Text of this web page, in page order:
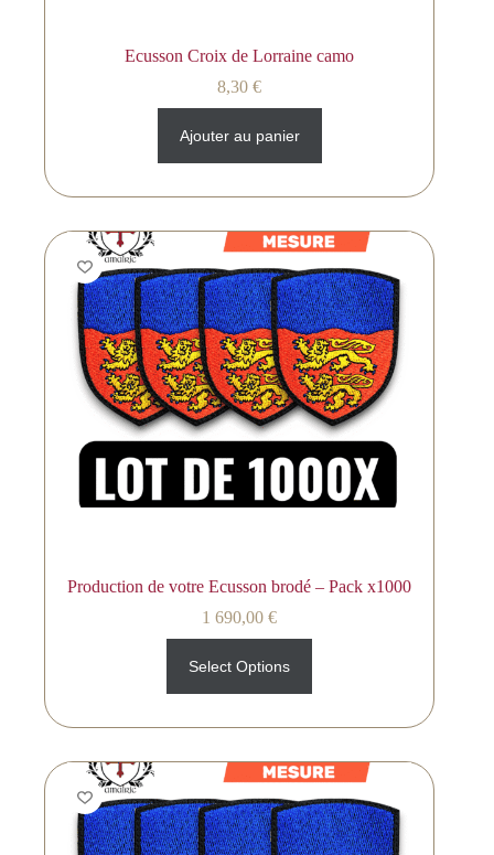
Ecusson Croix de Lorraine camo
8,30€
Ajouter au panier
Production de votre Ecusson brodé – Pack x1000
1 690,00€
Select Options